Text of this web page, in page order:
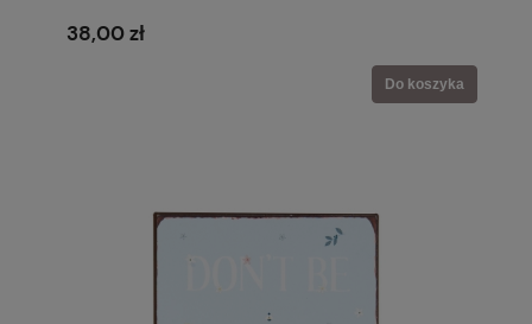
38,00 zł
Do koszyka